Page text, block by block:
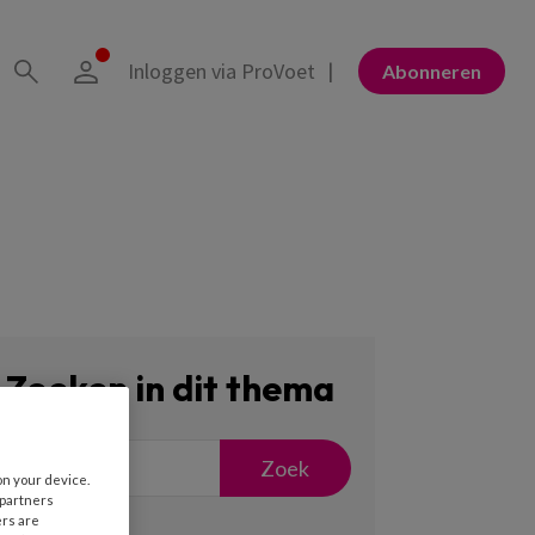
Abonneren
Inloggen via ProVoet
Zoeken in dit thema
Zoek
your device.
are